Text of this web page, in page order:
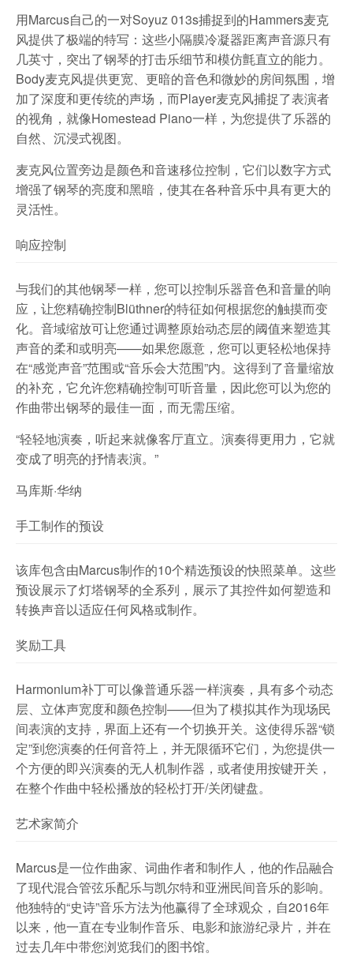
用Marcus自己的一对Soyuz 013s捕捉到的Hammers麦克
风提供了极端的特写：这些小隔膜冷凝器距离声音源只有
几英寸，突出了钢琴的打击乐细节和模仿氈直立的能力。
Body麦克风提供更宽、更暗的音色和微妙的房间氛围，增
加了深度和更传统的声场，而Player麦克风捕捉了表演者
的视角，就像Homestead Piano一样，为您提供了乐器的
自然、沉浸式视图。
麦克风位置旁边是颜色和音速移位控制，它们以数字方式
增强了钢琴的亮度和黑暗，使其在各种音乐中具有更大的
灵活性。
响应控制
与我们的其他钢琴一样，您可以控制乐器音色和音量的响
应，让您精确控制Blüthner的特征如何根据您的触摸而变
化。音域缩放可让您通过调整原始动态层的阈值来塑造其
声音的柔和或明亮——如果您愿意，您可以更轻松地保持
在“感觉声音”范围或“音乐会大范围”内。这得到了音量缩放
的补充，它允许您精确控制可听音量，因此您可以为您的
作曲带出钢琴的最佳一面，而无需压缩。
“轻轻地演奏，听起来就像客厅直立。演奏得更用力，它就
变成了明亮的抒情表演。”
马库斯·华纳
手工制作的预设
该库包含由Marcus制作的10个精选预设的快照菜单。这些
预设展示了灯塔钢琴的全系列，展示了其控件如何塑造和
转换声音以适应任何风格或制作。
奖励工具
Harmonium补丁可以像普通乐器一样演奏，具有多个动态
层、立体声宽度和颜色控制——但为了模拟其作为现场民
间表演的支持，界面上还有一个切换开关。这使得乐器“锁
定”到您演奏的任何音符上，并无限循环它们，为您提供一
个方便的即兴演奏的无人机制作器，或者使用按键开关，
在整个作曲中轻松播放的轻松打开/关闭键盘。
艺术家简介
Marcus是一位作曲家、词曲作者和制作人，他的作品融合
了现代混合管弦乐配乐与凯尔特和亚洲民间音乐的影响。
他独特的“史诗”音乐方法为他赢得了全球观众，自2016年
以来，他一直在专业制作音乐、电影和旅游纪录片，并在
过去几年中带您浏览我们的图书馆。